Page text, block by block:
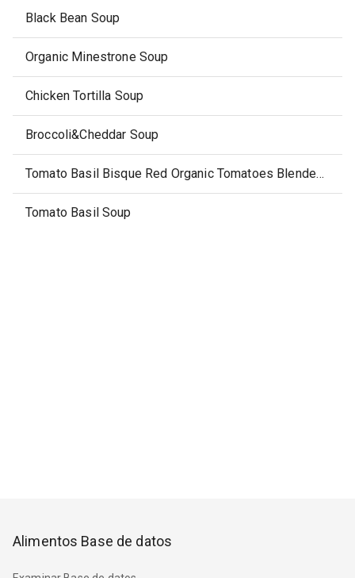
Black Bean Soup
Organic Minestrone Soup
Chicken Tortilla Soup
Broccoli&Cheddar Soup
Tomato Basil Bisque Red Organic Tomatoes Blended With Organic Cream & Organic Basil
Tomato Basil Soup
Alimentos Base de datos